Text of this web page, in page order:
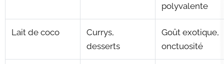
polyvalente
Lait de coco
Currys,
desserts
Goût exotique,
onctuosité